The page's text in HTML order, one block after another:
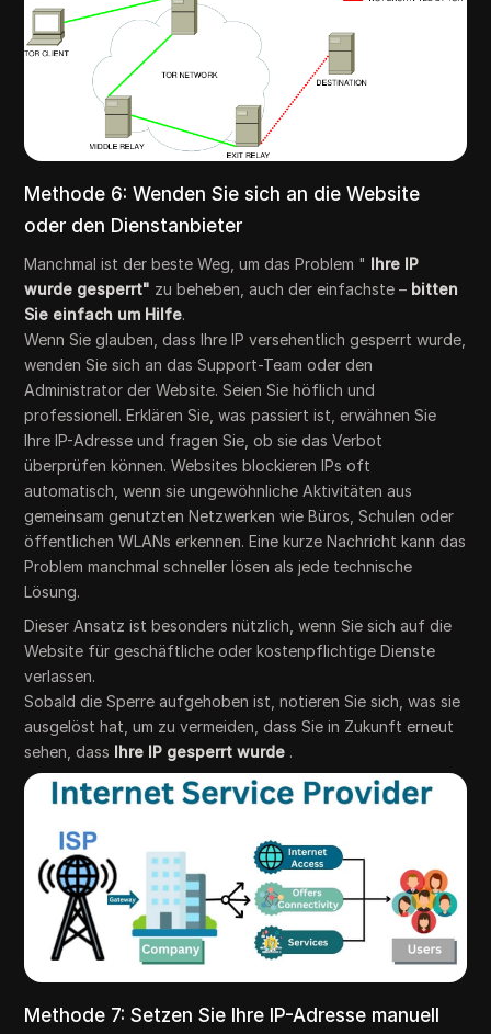
Methode 6: Wenden Sie sich an die Website
oder den Dienstanbieter
Manchmal ist der beste Weg, um das Problem " Ihre IP
wurde gesperrt" zu beheben, auch der einfachste – bitten
Sie einfach um Hilfe.
Wenn Sie glauben, dass Ihre IP versehentlich gesperrt wurde,
wenden Sie sich an das Support-Team oder den
Administrator der Website. Seien Sie höflich und
professionell. Erklären Sie, was passiert ist, erwähnen Sie
Ihre IP-Adresse und fragen Sie, ob sie das Verbot
überprüfen können. Websites blockieren IPs oft
automatisch, wenn sie ungewöhnliche Aktivitäten aus
gemeinsam genutzten Netzwerken wie Büros, Schulen oder
öffentlichen WLANs erkennen. Eine kurze Nachricht kann das
Problem manchmal schneller lösen als jede technische
Lösung.
Dieser Ansatz ist besonders nützlich, wenn Sie sich auf die
Website für geschäftliche oder kostenpflichtige Dienste
verlassen.
Sobald die Sperre aufgehoben ist, notieren Sie sich, was sie
ausgelöst hat, um zu vermeiden, dass Sie in Zukunft erneut
sehen, dass Ihre IP gesperrt wurde .
Methode 7: Setzen Sie Ihre IP-Adresse manuell